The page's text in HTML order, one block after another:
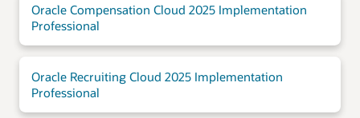
Oracle Compensation Cloud 2025 Implementation
Professional
Oracle Recruiting Cloud 2025 Implementation
Professional